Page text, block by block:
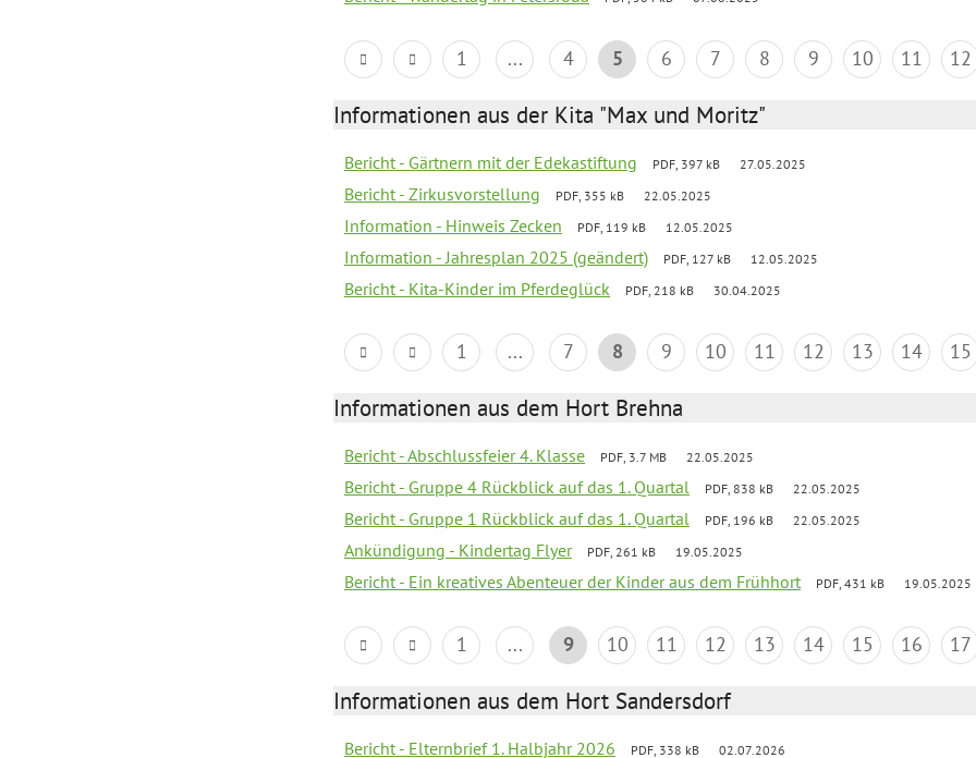
1 ... 4 5 6 7 8 9 10 11 12
Informationen aus der Kita "Max und Moritz"
Bericht - Gärtnern mit der Edekastiftung PDF, 397 kB 27.05.2025
Bericht - Zirkusvorstellung PDF, 355 kB 22.05.2025
Information - Hinweis Zecken PDF, 119 kB 12.05.2025
Information - Jahresplan 2025 (geändert) PDF, 127 kB 12.05.2025
Bericht - Kita-Kinder im Pferdeglück PDF, 218 kB 30.04.2025
1 ... 7 8 9 10 11 12 13 14 15
Informationen aus dem Hort Brehna
Bericht - Abschlussfeier 4. Klasse PDF, 3.7 MB 22.05.2025
Bericht - Gruppe 4 Rückblick auf das 1. Quartal PDF, 838 kB 22.05.2025
Bericht - Gruppe 1 Rückblick auf das 1. Quartal PDF, 196 kB 22.05.2025
Ankündigung - Kindertag Flyer PDF, 261 kB 19.05.2025
Bericht - Ein kreatives Abenteuer der Kinder aus dem Frühhort PDF, 431 kB 19.05.2025
1 ... 9 10 11 12 13 14 15 16 17
Informationen aus dem Hort Sandersdorf
Bericht - Elternbrief 1. Halbjahr 2026 PDF, 338 kB 02.07.2026